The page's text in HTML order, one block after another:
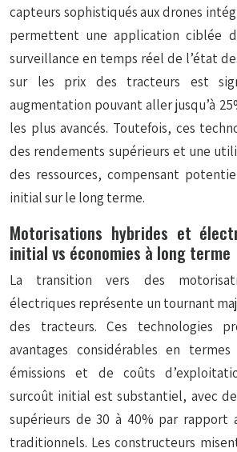
capteurs sophistiqués aux drones
permettent une application ciblée
surveillance en temps réel de l’état
sur les prix des tracteurs est
augmentation pouvant aller jusqu’à
les plus avancés. Toutefois, ces
des rendements supérieurs et une
des ressources, compensant
initial sur le long terme.
Motorisations hybrides et
initial vs économies à long terme
La transition vers des
électriques représente un tournant
des tracteurs. Ces technologies
avantages considérables en
émissions et de coûts
surcoût initial est substantiel, avec
supérieurs de 30 à 40% par rapport
traditionnels. Les constructeurs